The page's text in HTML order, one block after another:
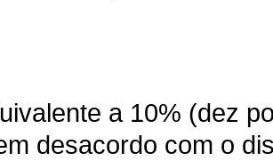
a 10% (dez
desacordo com o